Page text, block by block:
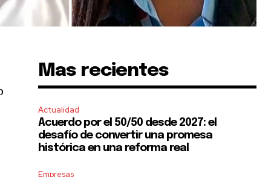
Mas recientes
Actualidad
Acuerdo por el 50/50 desde 2027: el
desafío de convertir una promesa
histórica en una reforma real
Empresas